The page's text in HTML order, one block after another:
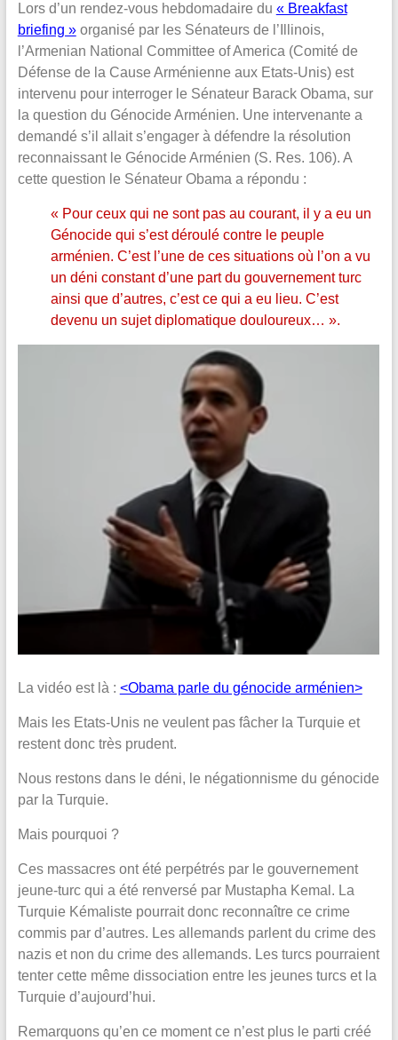
Lors d’un rendez-vous hebdomadaire du « Breakfast
briefing »organisé par les Sénateurs de l’Illinois,
l’Armenian National Committee of America (Comité de
Défense de la Cause Arménienne aux Etats-Unis) est
intervenu pour interroger le Sénateur Barack Obama, sur
la question du Génocide Arménien. Une intervenante a
demandé s’il allait s’engager à défendre la résolution
reconnaissant le Génocide Arménien (S. Res. 106). A
cette question le Sénateur Obama a répondu :
« Pour ceux qui ne sont pas au courant, il y a eu un
Génocide qui s’est déroulé contre le peuple
arménien. C’est l’une de ces situations où l’on a vu
un déni constant d’une part du gouvernement turc
ainsi que d’autres, c’est ce qui a eu lieu. C’est
devenu un sujet diplomatique douloureux… ».
La vidéo est là : <Obama parle du génocide arménien>
Mais les Etats-Unis ne veulent pas fâcher la Turquie et
restent donc très prudent.
Nous restons dans le déni, le négationnisme du génocide
par la Turquie.
Mais pourquoi ?
Ces massacres ont été perpétrés par le gouvernement
jeune-turc qui a été renversé par Mustapha Kemal. La
Turquie Kémaliste pourrait donc reconnaître ce crime
commis par d’autres. Les allemands parlent du crime des
nazis et non du crime des allemands. Les turcs pourraient
tenter cette même dissociation entre les jeunes turcs et la
Turquie d’aujourd’hui.
Remarquons qu’en ce moment ce n’est plus le parti créé